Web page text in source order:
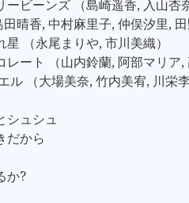
ビーンズ （島崎遥香, 入山杏
晴香, 中村麻里子, 仲俣汐里, 田
（永尾まりや, 市川美織）
ート （山内鈴蘭, 阿部マリア,
ル （大場美奈, 竹内美宥, 川栄
シュシュ
だから
か?